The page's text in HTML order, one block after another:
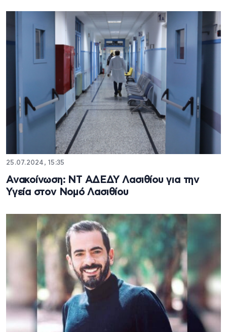
25.07.2024, 15:35
Ανακοίνωση: ΝΤ ΑΔΕΔΥ Λασιθίου για την
Υγεία στον Νομό Λασιθίου